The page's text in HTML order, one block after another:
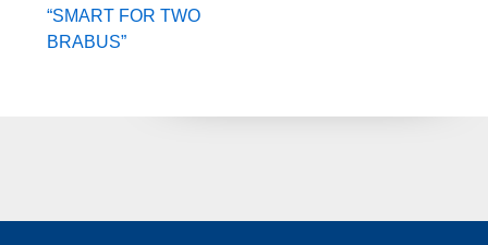
“SMART FOR TWO
BRABUS”